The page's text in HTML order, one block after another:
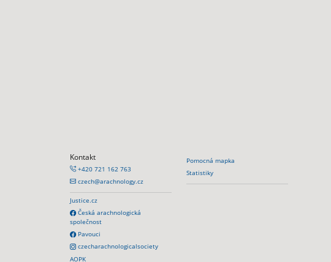
Kontakt
+420 721 162 763
czech@arachnology.cz
Justice.cz
Česká arachnologická
společnost
Pavouci
czecharachnologicalsociety
AOPK
Pomocná mapka
Statistiky